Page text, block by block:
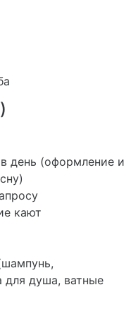
(оформление и
кают
душа, ватные